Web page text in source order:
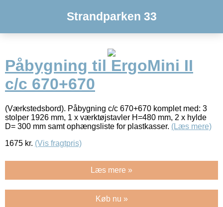
Strandparken 33
Påbygning til ErgoMini II
c/c 670+670
(Værkstedsbord). Påbygning c/c 670+670 komplet med: 3
stolper 1926 mm, 1 x værktøjstavler H=480 mm, 2 x hylde
D= 300 mm samt ophængsliste for plastkasser. (Læs mere)
1675 kr. (Vis fragtpris)
Læs mere »
Køb nu »